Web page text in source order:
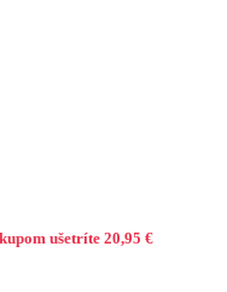
ušetríte 20,95 €